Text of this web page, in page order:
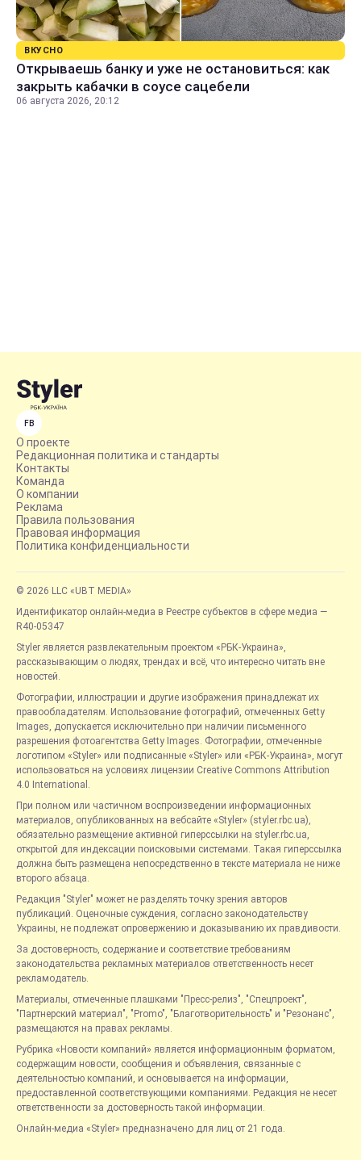
ВКУСНО
Открываешь банку и уже не остановиться: как
закрыть кабачки в соусе сацебели
06 августа 2026, 20:12
FB
О проекте
Редакционная политика и стандарты
Контакты
Команда
О компании
Реклама
Правила пользования
Правовая информация
Политика конфиденциальности
© 2026 LLC «UBT MEDIA»
Идентификатор онлайн-медиа в Реестре субъектов в сфере медиа —
R40-05347
Styler является развлекательным проектом «РБК-Украина»,
рассказывающим о людях, трендах и всё, что интересно читать вне
новостей.
Фотографии, иллюстрации и другие изображения принадлежат их
правообладателям. Использование фотографий, отмеченных Getty
Images, допускается исключительно при наличии письменного
разрешения фотоагентства Getty Images. Фотографии, отмеченные
логотипом «Styler» или подписанные «Styler» или «РБК-Украина», могут
использоваться на условиях лицензии Creative Commons Attribution
4.0 International.
При полном или частичном воспроизведении информационных
материалов, опубликованных на вебсайте «Styler» (styler.rbc.ua),
обязательно размещение активной гиперссылки на styler.rbc.ua,
открытой для индексации поисковыми системами. Такая гиперссылка
должна быть размещена непосредственно в тексте материала не ниже
второго абзаца.
Редакция "Styler" может не разделять точку зрения авторов
публикаций. Оценочные суждения, согласно законодательству
Украины, не подлежат опровержению и доказыванию их правдивости.
За достоверность, содержание и соответствие требованиям
законодательства рекламных материалов ответственность несет
рекламодатель.
Материалы, отмеченные плашками "Пресс-релиз", "Спецпроект",
"Партнерский материал", "Promo", "Благотворительность" и "Резонанс",
размещаются на правах рекламы.
Рубрика «Новости компаний» является информационным форматом,
содержащим новости, сообщения и объявления, связанные с
деятельностью компаний, и основывается на информации,
предоставленной соответствующими компаниями. Редакция не несет
ответственности за достоверность такой информации.
Онлайн-медиа «Styler» предназначено для лиц от 21 года.